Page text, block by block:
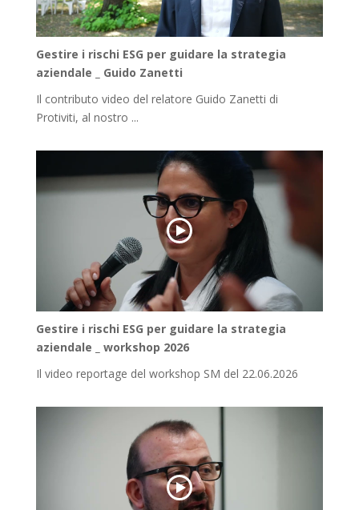
Gestire i rischi ESG per guidare la strategia
aziendale _ Guido Zanetti
Il contributo video del relatore Guido Zanetti di
Protiviti, al nostro ...
Gestire i rischi ESG per guidare la strategia
aziendale _ workshop 2026
Il video reportage del workshop SM del 22.06.2026